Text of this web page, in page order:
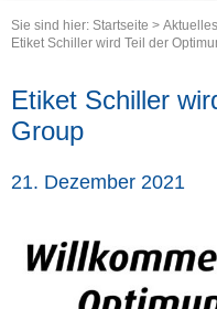
Sie sind hier: Startseite > Aktuelles
Etiket Schiller wird Teil der
Etiket Schiller
Group
21. Dezember 2021